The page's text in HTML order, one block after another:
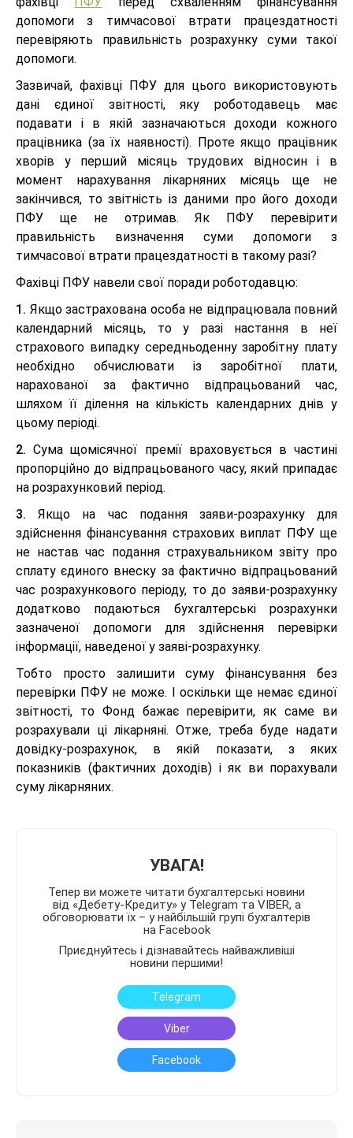
допомоги з тимчасової втрати працездатності
перевіряють правильність розрахунку суми такої
допомоги.
Зазвичай, фахівці ПФУ для цього використовують
дані єдиної звітності, яку роботодавець має
подавати і в якій зазначаються доходи кожного
працівника (за їх наявності). Проте якщо працівник
хворів у перший місяць трудових відносин і в
момент нарахування лікарняних місяць ще не
закінчився, то звітність із даними про його доходи
ПФУ ще не отримав. Як ПФУ перевірити
правильність визначення суми допомоги з
тимчасової втрати працездатності в такому разі?
Фахівці ПФУ навели свої поради роботодавцю:
1. Якщо застрахована особа не відпрацювала повний
календарний місяць, то у разі настання в неї
страхового випадку середньоденну заробітну плату
необхідно обчислювати із заробітної плати,
нарахованої за фактично відпрацьований час,
шляхом її ділення на кількість календарних днів у
цьому періоді.
2. Сума щомісячної премії враховується в частині
пропорційно до відпрацьованого часу, який припадає
на розрахунковий період.
3. Якщо на час подання заяви-розрахунку для
здійснення фінансування страхових виплат ПФУ ще
не настав час подання страхувальником звіту про
сплату єдиного внеску за фактично відпрацьований
час розрахункового періоду, то до заяви-розрахунку
додатково подаються бухгалтерські розрахунки
зазначеної допомоги для здійснення перевірки
інформації, наведеної у заяві-розрахунку.
Тобто просто залишити суму фінансування без
перевірки ПФУ не може. І оскільки ще немає єдиної
звітності, то Фонд бажає перевірити, як саме ви
розрахували ці лікарняні. Отже, треба буде надати
довідку-розрахунок, в якій показати, з яких
показників (фактичних доходів) і як ви порахували
суму лікарняних.
УВАГА!
Тепер ви можете читати бухгалтерські новини
від «Дебету-Кредиту» у Telegram та VIBER, а
обговорювати їх – у найбільшій групі бухгалтерів
на Facebook
Приєднуйтесь і дізнавайтесь найважливіші
новини першими!
Telegram
Viber
Facebook